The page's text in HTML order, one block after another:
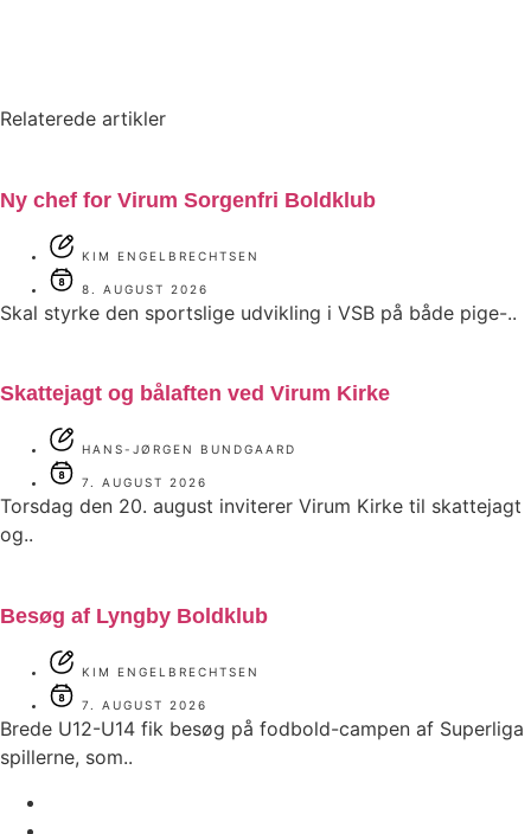
Relaterede artikler
Ny chef for Virum Sorgenfri Boldklub
KIM ENGELBRECHTSEN
8. AUGUST 2026
Skal styrke den sportslige udvikling i VSB på både pige-..
Skattejagt og bålaften ved Virum Kirke
HANS-JØRGEN BUNDGAARD
7. AUGUST 2026
Torsdag den 20. august inviterer Virum Kirke til skattejagt
og..
Besøg af Lyngby Boldklub
KIM ENGELBRECHTSEN
7. AUGUST 2026
Brede U12-U14 fik besøg på fodbold-campen af Superliga
spillerne, som..